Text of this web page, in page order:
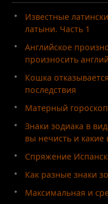
Известные
латыни. Часть 1
Английское
произносить
Кошка
последствия
Матерный
Знаки зодиака в
вы нечисть и
Спряжение
Как разные знаки
Максимальная и